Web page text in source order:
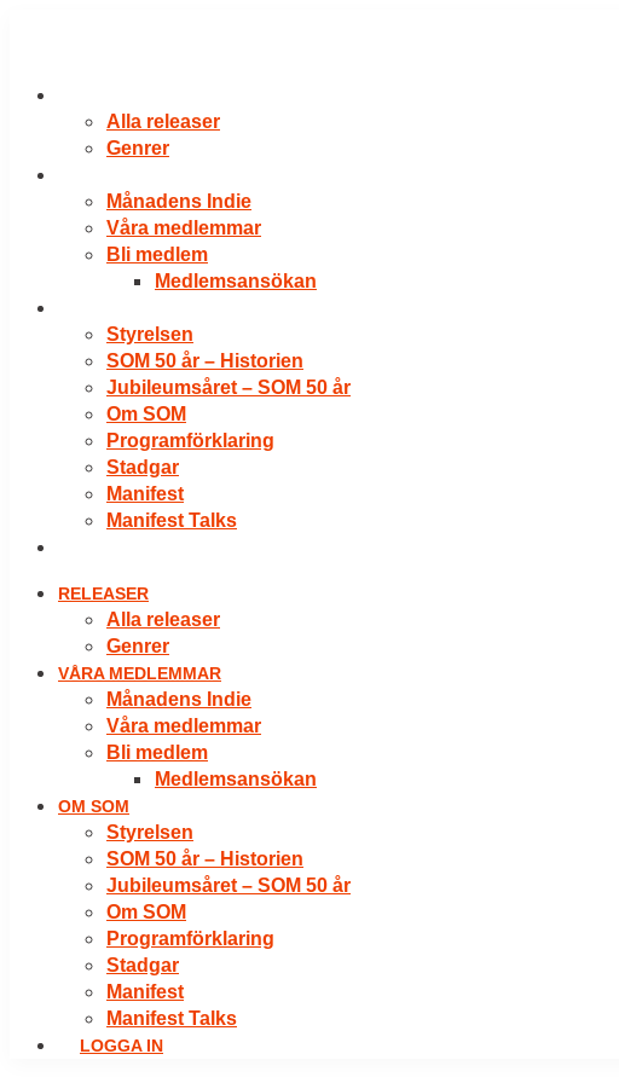
Alla releaser
Genrer
Månadens Indie
Våra medlemmar
Bli medlem
Medlemsansökan
Styrelsen
SOM 50 år – Historien
Jubileumsåret – SOM 50 år
Om SOM
Programförklaring
Stadgar
Manifest
Manifest Talks
RELEASER
Alla releaser
Genrer
VÅRA MEDLEMMAR
Månadens Indie
Våra medlemmar
Bli medlem
Medlemsansökan
OM SOM
Styrelsen
SOM 50 år – Historien
Jubileumsåret – SOM 50 år
Om SOM
Programförklaring
Stadgar
Manifest
Manifest Talks
LOGGA IN